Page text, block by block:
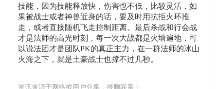
技能，因为技能释放快，伤害也不低，比较灵活，如
果被战士或者神兽近身的话，要及时用抗拒火环推
走，或者直接随机飞走控制距离。最后杀战和行会战
才是法师的高光时刻，每一次大战都是火墙遍地，可
以说法团才是团队PK的真正主力，在一群法师的冰山
火海之下，就是土豪战士也撑不过几秒。
资讯来源于网络或用户分享，侵删联系；